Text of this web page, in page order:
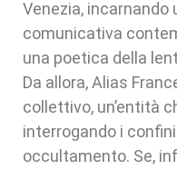
Venezia,
comunicativa
una poetica della
Da allora, Alias
collettivo, un’entità
interrogando i
occultamento. Se,